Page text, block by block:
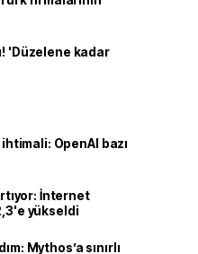
'Düzelene kadar
OpenAI bazı
İnternet
yükseldi
Mythos’a sınırlı